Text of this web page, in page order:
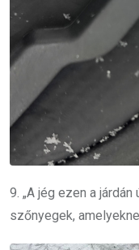
9. „A jég ezen a
szőnyegek,